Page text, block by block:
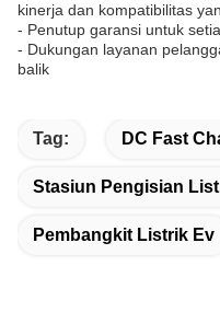
kinerja dan kompatibilitas
- Penutup garansi untuk
- Dukungan layanan
balik
Tag: DC Fast
Stasiun Pengisian
Pembangkit Listrik Ev